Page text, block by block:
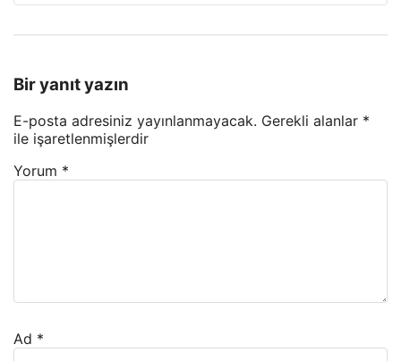
Bir yanıt yazın
E-posta adresiniz yayınlanmayacak. Gerekli alanlar *
ile işaretlenmişlerdir
Yorum *
Ad *